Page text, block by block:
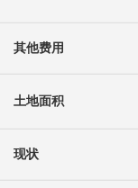
其他费用
土地面积
现状